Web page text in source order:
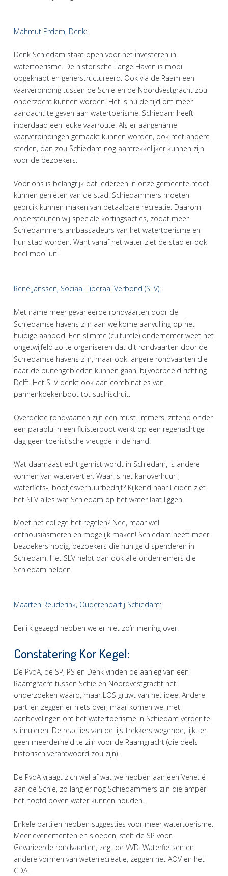
Mahmut Erdem, Denk:
Denk Schiedam staat open voor het investeren in
watertoerisme. De historische Lange Haven is mooi
opgeknapt en geherstructureerd. Ook via de Raam een
vaarverbinding tussen de Schie en de Noordvestgracht zou
onderzocht kunnen worden. Het is nu de tijd om meer
aandacht te geven aan watertoerisme. Schiedam heeft
inderdaad een leuke vaarroute. Als er aangename
vaarverbindingen gemaakt kunnen worden, ook met andere
steden, dan zou Schiedam nog aantrekkelijker kunnen zijn
voor de bezoekers.
Voor ons is belangrijk dat iedereen in onze gemeente moet
kunnen genieten van de stad. Schiedammers moeten
gebruik kunnen maken van betaalbare recreatie. Daarom
ondersteunen wij speciale kortingsacties, zodat meer
Schiedammers ambassadeurs van het watertoerisme en
hun stad worden. Want vanaf het water ziet de stad er ook
heel mooi uit!
René Janssen, Sociaal Liberaal Verbond (SLV):
Met name meer gevarieerde rondvaarten door de
Schiedamse havens zijn aan welkome aanvulling op het
huidige aanbod! Een slimme (culturele) ondernemer weet het
ongetwijfeld zo te organiseren dat dit rondvaarten door de
Schiedamse havens zijn, maar ook langere rondvaarten die
naar de buitengebieden kunnen gaan, bijvoorbeeld richting
Delft. Het SLV denkt ook aan combinaties van
pannenkoekenboot tot sushischuit.
Overdekte rondvaarten zijn een must. Immers, zittend onder
een paraplu in een fluisterboot werkt op een regenachtige
dag geen toeristische vreugde in de hand.
Wat daarnaast echt gemist wordt in Schiedam, is andere
vormen van watervertier. Waar is het kanoverhuur-,
waterfiets-, bootjesverhuurbedrijf? Kijkend naar Leiden ziet
het SLV alles wat Schiedam op het water laat liggen.
Moet het college het regelen? Nee, maar wel
enthousiasmeren en mogelijk maken! Schiedam heeft meer
bezoekers nodig, bezoekers die hun geld spenderen in
Schiedam. Het SLV helpt dan ook alle ondernemers die
Schiedam helpen.
Maarten Reuderink, Ouderenpartij Schiedam:
Eerlijk gezegd hebben we er niet zo’n mening over.
Constatering Kor Kegel:
De PvdA, de SP, PS en Denk vinden de aanleg van een
Raamgracht tussen Schie en Noordvestgracht het
onderzoeken waard, maar LOS gruwt van het idee. Andere
partijen zeggen er niets over, maar komen wel met
aanbevelingen om het watertoerisme in Schiedam verder te
stimuleren. De reacties van de lijsttrekkers wegende, lijkt er
geen meerderheid te zijn voor de Raamgracht (die deels
historisch verantwoord zou zijn).
De PvdA vraagt zich wel af wat we hebben aan een Venetië
aan de Schie, zo lang er nog Schiedammers zijn die amper
het hoofd boven water kunnen houden.
Enkele partijen hebben suggesties voor meer watertoerisme.
Meer evenementen en sloepen, stelt de SP voor.
Gevarieerde rondvaarten, zegt de VVD. Waterfietsen en
andere vormen van waterrecreatie, zeggen het AOV en het
CDA.